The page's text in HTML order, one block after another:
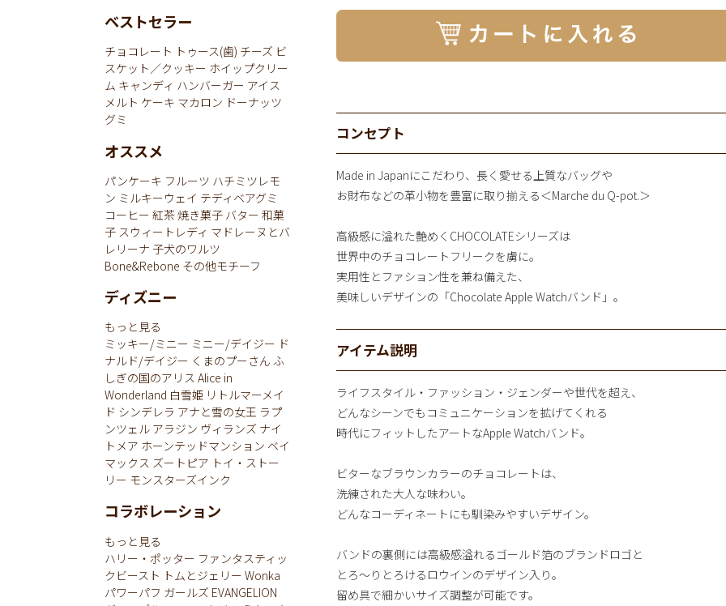
コンセプト
Made in Japanにこだわり、長く愛せる上質なバッグや
お財布などの革小物を豊富に取り揃える＜Marche du Q-pot.＞
高級感に溢れた艶めくCHOCOLATEシリーズは
世界中のチョコレートフリークを虜に。
実用性とファション性を兼ね備えた、
美味しいデザインの「Chocolate Apple Watchバンド」。
アイテム説明
ライフスタイル・ファッション・ジェンダーや世代を超え、
どんなシーンでもコミュニケーションを拡げてくれる
時代にフィットしたアートなApple Watchバンド。
ビターなブラウンカラーのチョコレートは、
洗練された大人な味わい。
どんなコーディネートにも馴染みやすいデザイン。
バンドの裏側には高級感溢れるゴールド箔のブランドロゴと
とろ～りとろけるロウインのデザイン入り。
留め具で細かいサイズ調整が可能です。
ベストセラー
チョコレート トゥース(歯) チーズ ビ
スケット／クッキー ホイップクリー
ム キャンディ ハンバーガー アイス
メルト ケーキ マカロン ドーナッツ
グミ
オススメ
パンケーキ フルーツ ハチミツレモ
ン ミルキーウェイ テディベアグミ
コーヒー 紅茶焼き菓子 バター 和菓
子 スウィートレディ マドレーヌとバ
レリーナ 子犬のワルツ
Bone&Rebone その他モチーフ
ディズニー
もっと見る
ミッキー/ミニー ミニー/デイジー ド
ナルド/デイジー くまのプーさん ふ
しぎの国のアリス Alice in
Wonderland 白雪姫 リトルマーメイ
ド シンデレラ アナと雪の女王 ラプ
ンツェル アラジン ヴィランズ ナイ
トメア ホーンテッドマンション ベイ
マックス ズートピア トイ・ストー
リー モンスターズインク
コラボレーション
もっと見る
ハリー・ポッター ファンタスティッ
クビースト トムとジェリー Wonka
パワーパフ ガールズ EVANGELION